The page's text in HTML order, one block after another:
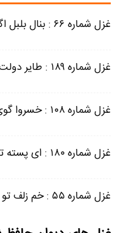
غزل شماره ۶۶ : بنال بلبل اگر با منت سر یاریست
غزل شماره ۱۸۹ : طایر دولت اگر باز گذاری بکند
غزل شماره ۱۰۸ : خسروا گوی فلک در خم چوگان تو باد
غزل شماره ۱۸۰ : ای پسته تو خنده زده بر حدیث قند
غزل شماره ۵۵ : خم زلف تو دام کفر و دین است